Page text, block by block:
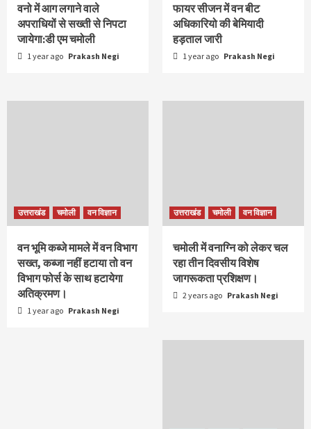
वनो में आग लगाने वाले
अपराधियों से सख्ती से निपटा
जायेगा:डी एम चमोली
1 year ago Prakash Negi
फायर सीजन में वन बीट
अधिकारियो की बेमियादी
हड़ताल जारी
1 year ago Prakash Negi
उत्तराखंड चमोली वन विज्ञान
वन भूमि कब्जे मामले में वन विभाग
सख्त, कब्जा नहीं हटाया तो वन
विभाग फोर्स के साथ हटायेगा
अतिक्रमण।
1 year ago Prakash Negi
उत्तराखंड चमोली वन विज्ञान
चमोली में वनाग्नि को लेकर चल
रहा तीन दिवसीय विशेष
जागरूकता प्रशिक्षण।
2 years ago Prakash Negi